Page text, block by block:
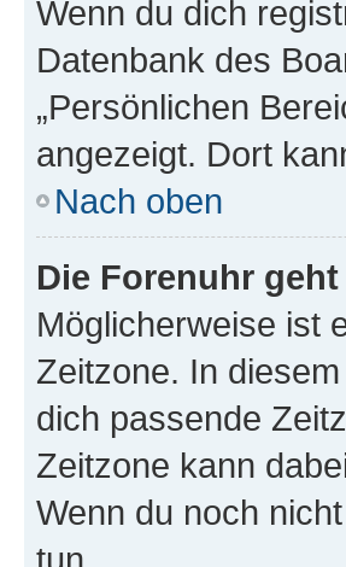
Wenn du dich
Datenbank des
„Persönlichen
angezeigt. Dort
Nach oben
Die Forenuhr
Möglicherweise ist
Zeitzone. In
dich passende
Zeitzone kann
Wenn du noch
tun.